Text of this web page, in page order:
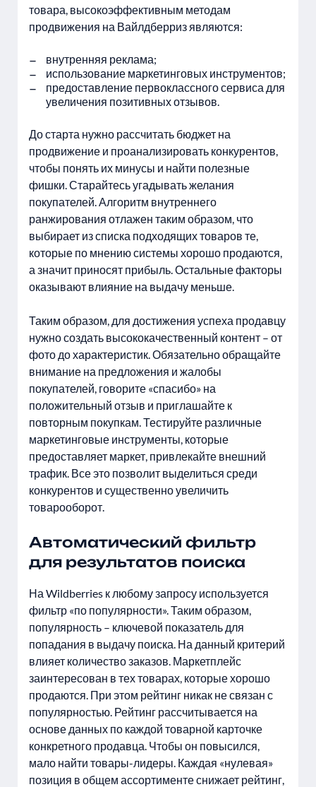
товара, высокоэффективным методам
продвижения на Вайлдберриз являются:
внутренняя реклама;
использование маркетинговых инструментов;
предоставление первоклассного сервиса для
увеличения позитивных отзывов.
До старта нужно рассчитать бюджет на
продвижение и проанализировать конкурентов,
чтобы понять их минусы и найти полезные
фишки. Старайтесь угадывать желания
покупателей. Алгоритм внутреннего
ранжирования отлажен таким образом, что
выбирает из списка подходящих товаров те,
которые по мнению системы хорошо продаются,
а значит приносят прибыль. Остальные факторы
оказывают влияние на выдачу меньше.
Таким образом, для достижения успеха продавцу
нужно создать высококачественный контент – от
фото до характеристик. Обязательно обращайте
внимание на предложения и жалобы
покупателей, говорите «спасибо» на
положительный отзыв и приглашайте к
повторным покупкам. Тестируйте различные
маркетинговые инструменты, которые
предоставляет маркет, привлекайте внешний
трафик. Все это позволит выделиться среди
конкурентов и существенно увеличить
товарооборот.
Автоматический фильтр
для результатов поиска
На Wildberries к любому запросу используется
фильтр «по популярности». Таким образом,
популярность – ключевой показатель для
попадания в выдачу поиска. На данный критерий
влияет количество заказов. Маркетплейс
заинтересован в тех товарах, которые хорошо
продаются. При этом рейтинг никак не связан с
популярностью. Рейтинг рассчитывается на
основе данных по каждой товарной карточке
конкретного продавца. Чтобы он повысился,
мало найти товары-лидеры. Каждая «нулевая»
позиция в общем ассортименте снижает рейтинг,